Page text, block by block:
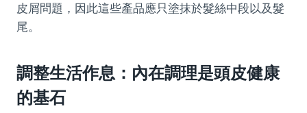
皮屑問題，因此這些產品應只塗抹於髮絲中段以及髮
尾。
調整生活作息：內在調理是頭皮健康
的基石